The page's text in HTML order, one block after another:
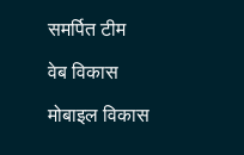
समर्पित टीम
वेब विकास
मोबाइल विकास